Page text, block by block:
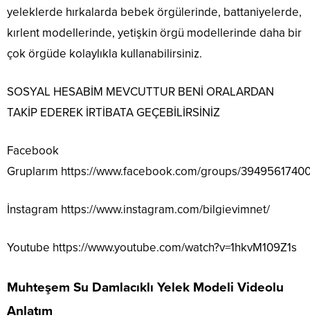
yeleklerde hırkalarda bebek örgülerinde, battaniyelerde,
kırlent modellerinde, yetişkin örgü modellerinde daha bir
çok örgüde kolaylıkla kullanabilirsiniz.
SOSYAL HESABİM MEVCUTTUR BENİ ORALARDAN
TAKİP EDEREK İRTİBATA GEÇEBİLİRSİNİZ
Facebook
Gruplarım https://www.facebook.com/groups/
İnstagram https://www.instagram.com/bilgievimnet/
Youtube https://www.youtube.com/watch?v=1hkvM109Z1s
Muhteşem Su Damlacıklı Yelek Modeli Videolu
Anlatım